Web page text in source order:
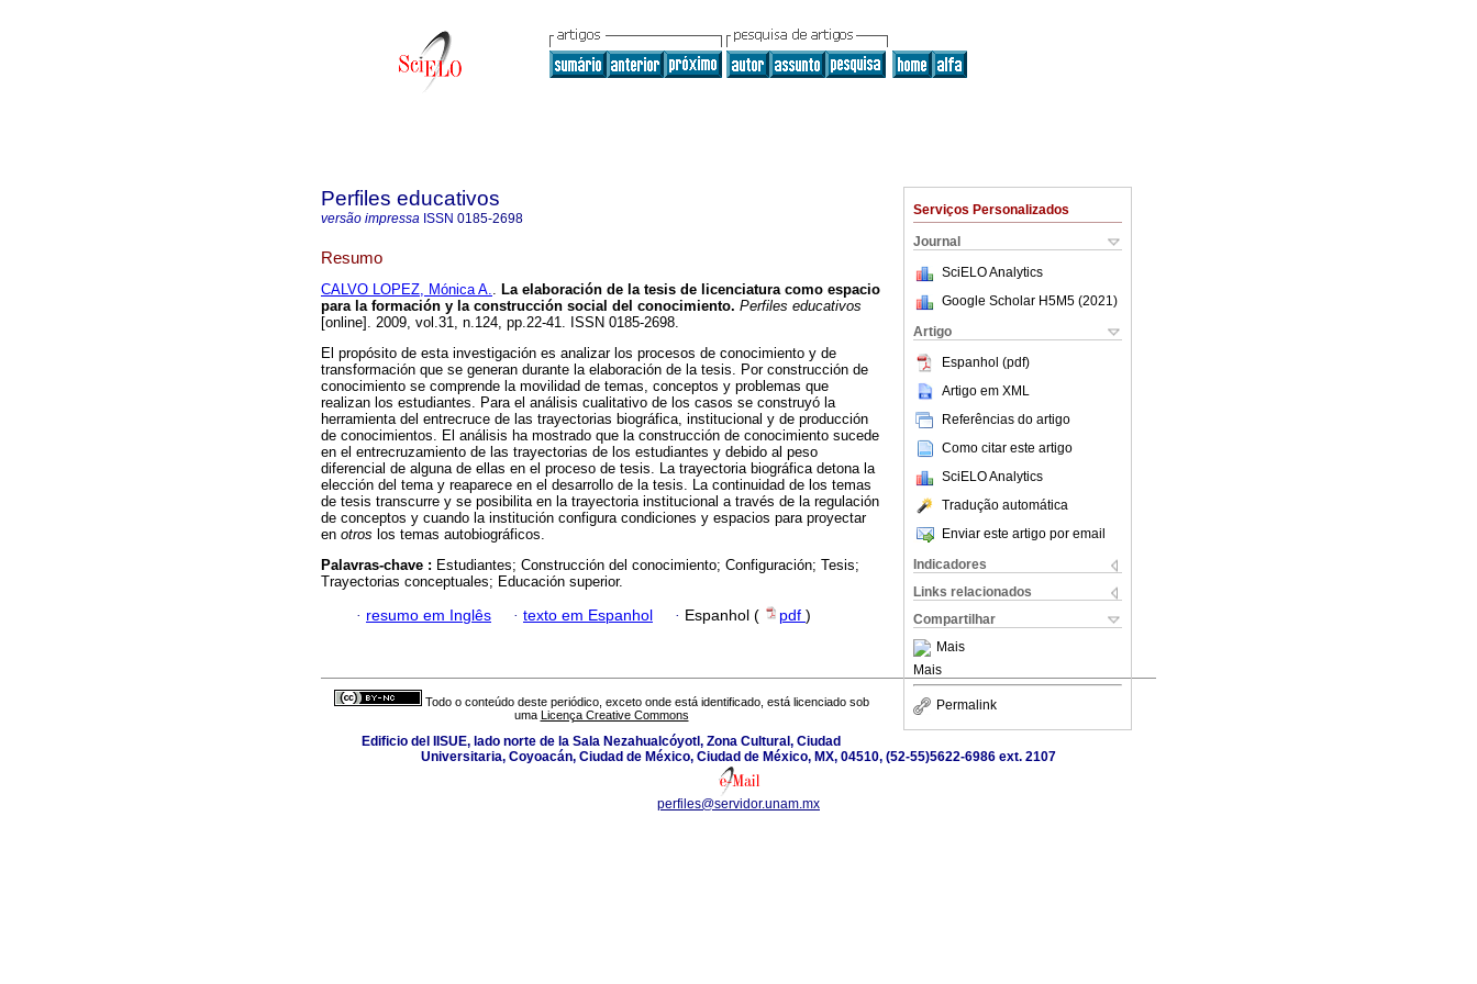
Serviços Personalizados
Journal
SciELO Analytics
Google Scholar H5M5 (2021 )
Artigo
Espanhol (pdf)
Artigo em XML
Referências do artigo
Como citar este artigo
SciELO Analytics
Tradução automática
Enviar este artigo por email
Indicadores
Links relacionados
Compartilhar
Mais
Mais
Permalink
Perfiles educativos
versão impressa ISSN 0185-2698
Resumo
CALVO LOPEZ, Mónica A.. La elaboración de la tesis de licenciatura como espacio
para la formación y la construcción social del conocimiento. Perfiles educativos
[online]. 2009, vol.31, n.124, pp.22-41. ISSN 0185-2698.
El propósito de esta investigación es analizar los procesos de conocimiento y de
transformación que se generan durante la elaboración de la tesis. Por construcción de
conocimiento se comprende la movilidad de temas, conceptos y problemas que
realizan los estudiantes. Para el análisis cualitativo de los casos se construyó la
herramienta del entrecruce de las trayectorias biográfica, institucional y de producción
de conocimientos. El análisis ha mostrado que la construcción de conocimiento sucede
en el entrecruzamiento de las trayectorias de los estudiantes y debido al peso
diferencial de alguna de ellas en el proceso de tesis. La trayectoria biográfica detona la
elección del tema y reaparece en el desarrollo de la tesis. La continuidad de los temas
de tesis transcurre y se posibilita en la trayectoria institucional a través de la regulación
de conceptos y cuando la institución configura condiciones y espacios para proyectar
en otros los temas autobiográficos.
Palavras-chave : Estudiantes; Construcción del conocimiento; Configuración; Tesis;
Trayectorias conceptuales; Educación superior.
· resumo em Inglês · texto em Espanhol · Espanhol ( pdf )
Todo o conteúdo deste periódico, exceto onde está identificado, está licenciado sob
uma Licença Creative Commons
Edificio del IISUE, lado norte de la Sala Nezahualcóyotl, Zona Cultural, Ciudad
Universitaria, Coyoacán, Ciudad de México, Ciudad de México, MX, 04510, (52-55)5622-6986 ext. 2107
perfiles@servidor.unam.mx